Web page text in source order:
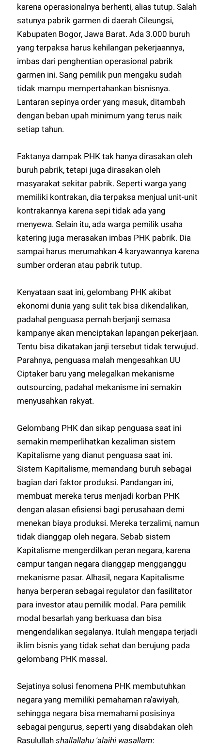
karena operasionalnya berhenti, alias tutup. Salah
satunya pabrik garmen di daerah Cileungsi,
Kabupaten Bogor, Jawa Barat. Ada 3.000 buruh
yang terpaksa harus kehilangan pekerjaannya,
imbas dari penghentian operasional pabrik
garmen ini. Sang pemilik pun mengaku sudah
tidak mampu mempertahankan bisnisnya.
Lantaran sepinya order yang masuk, ditambah
dengan beban upah minimum yang terus naik
setiap tahun.
Faktanya dampak PHK tak hanya dirasakan oleh
buruh pabrik, tetapi juga dirasakan oleh
masyarakat sekitar pabrik. Seperti warga yang
memiliki kontrakan, dia terpaksa menjual unit-unit
kontrakannya karena sepi tidak ada yang
menyewa. Selain itu, ada warga pemilik usaha
katering juga merasakan imbas PHK pabrik. Dia
sampai harus merumahkan 4 karyawannya karena
sumber orderan atau pabrik tutup.
Kenyataan saat ini, gelombang PHK akibat
ekonomi dunia yang sulit tak bisa dikendalikan,
padahal penguasa pernah berjanji semasa
kampanye akan menciptakan lapangan pekerjaan.
Tentu bisa dikatakan janji tersebut tidak terwujud.
Parahnya, penguasa malah mengesahkan UU
Ciptaker baru yang melegalkan mekanisme
outsourcing, padahal mekanisme ini semakin
menyusahkan rakyat.
Gelombang PHK dan sikap penguasa saat ini
semakin memperlihatkan kezaliman sistem
Kapitalisme yang dianut penguasa saat ini.
Sistem Kapitalisme, memandang buruh sebagai
bagian dari faktor produksi. Pandangan ini,
membuat mereka terus menjadi korban PHK
dengan alasan efisiensi bagi perusahaan demi
menekan biaya produksi. Mereka terzalimi, namun
tidak dianggap oleh negara. Sebab sistem
Kapitalisme mengerdilkan peran negara, karena
campur tangan negara dianggap mengganggu
mekanisme pasar. Alhasil, negara Kapitalisme
hanya berperan sebagai regulator dan fasilitator
para investor atau pemilik modal. Para pemilik
modal besarlah yang berkuasa dan bisa
mengendalikan segalanya. Itulah mengapa terjadi
iklim bisnis yang tidak sehat dan berujung pada
gelombang PHK massal.
Sejatinya solusi fenomena PHK membutuhkan
negara yang memiliki pemahaman ra'awiyah,
sehingga negara bisa memahami posisinya
sebagai pengurus, seperti yang disabdakan oleh
Rasulullahshallallahu 'alaihi wasallam: